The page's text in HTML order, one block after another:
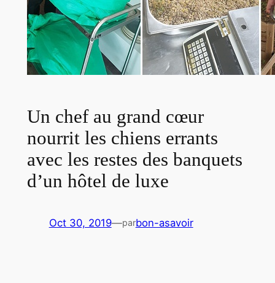
Un chef au grand cœur
nourrit les chiens errants
avec les restes des banquets
d’un hôtel de luxe
Oct 30, 2019—parbon-asavoir